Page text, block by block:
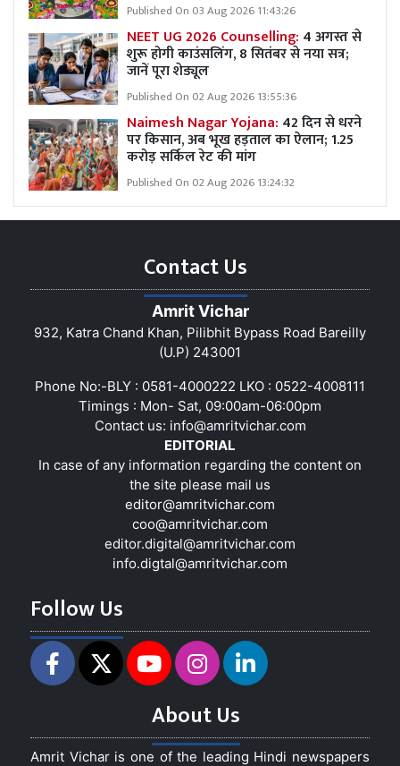
Published On 03 Aug 2026 11:43:26
NEET UG 2026 Counselling: 4 अगस्त से
शुरू होगी काउंसलिंग, 8 सितंबर से नया सत्र;
जानें पूरा शेड्यूल
Published On 02 Aug 2026 13:55:36
Naimesh Nagar Yojana: 42 दिन से धरने
पर किसान, अब भूख हड़ताल का ऐलान; 1.25
करोड़ सर्किल रेट की मांग
Published On 02 Aug 2026 13:24:32
Contact Us
Amrit Vichar
932, Katra Chand Khan, Pilibhit Bypass Road Bareilly
(U.P) 243001
Phone No:-BLY : 0581-4000222 LKO : 0522-4008111
Timings : Mon- Sat, 09:00am-06:00pm
Contact us: info@amritvichar.com
EDITORIAL
In case of any information regarding the content on
the site please mail us
editor@amritvichar.com
coo@amritvichar.com
editor.digital@amritvichar.com
info.digtal@amritvichar.com
Follow Us
About Us
Amrit Vichar is one of the leading Hindi newspapers